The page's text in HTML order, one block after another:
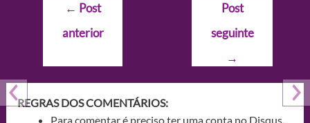
Post
← Post
anterior
Post
seguinte
→
REGRAS DOS COMENTÁRIOS:
Para comentar é preciso ter uma conta no Disqus.